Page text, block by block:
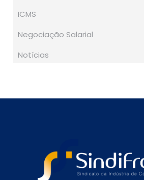
ICMS
Negociação Salarial
Notícias